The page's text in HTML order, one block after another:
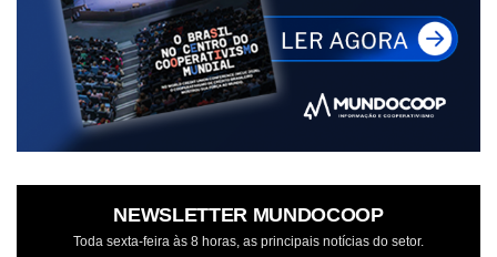
NEWSLETTER MUNDOCOOP
Toda sexta-feira às 8 horas, as principais notícias do setor.